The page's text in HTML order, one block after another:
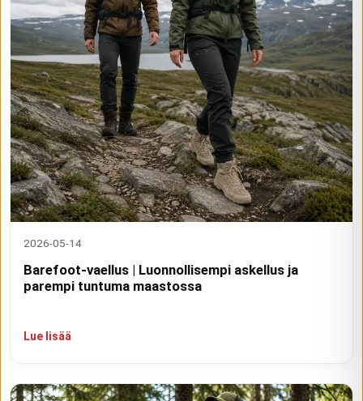
2026-05-14
Barefoot-vaellus | Luonnollisempi askellus ja
parempi tuntuma maastossa
Lue lisää